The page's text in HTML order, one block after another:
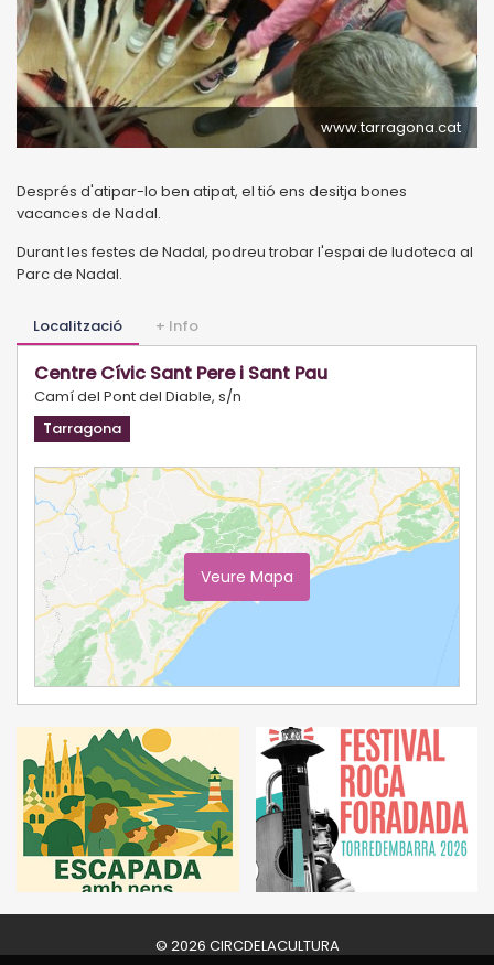
www.tarragona.cat
Després d'atipar-lo ben atipat, el tió ens desitja bones
vacances de Nadal.
Durant les festes de Nadal, podreu trobar l'espai de ludoteca al
Parc de Nadal.
Localització + Info
Centre Cívic Sant Pere i Sant Pau
Camí del Pont del Diable, s/n
Tarragona
Veure Mapa
© 2026 CIRCDELACULTURA